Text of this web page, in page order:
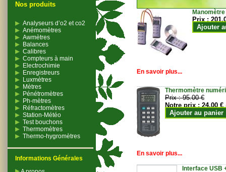
Nos produits
Analyseurs d’o2 et co2
Anémomètres
Awmètres
Balances
Calibres
Compteurs à main
Electrochimie
Enregistreurs
Luxmètres
Mètres
Pénétromètres
Ph-mètres
Réfractomètres
Station-Météo
Test bouchons
Thermomètres
Thermo-hygromètres
Informations Générales
Prix :
Ajouter
En savoir plus...
Thermomètre
Prix :95.00 €
Notre prix :24.00 €
Ajouter au panier
En savoir plus...
Interface USB